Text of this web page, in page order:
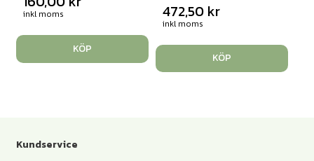
inkl moms
KÖP
472,50 kr
inkl moms
KÖP
Kundservice